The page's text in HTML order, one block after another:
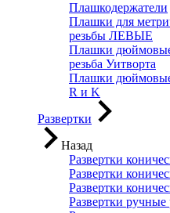
Плашкодержатели
Плашки для
резьбы ЛЕВЫЕ
Плашки
резьба Уитворта
Плашки дюймовые
R и K
Развертки
Назад
Развертки
Развертки
Развертки
Развертки